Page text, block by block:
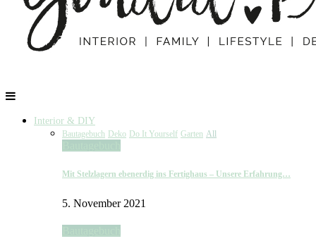
Interior & DIY
Bautagebuch Deko Do It Yourself Garten All
Mit Stelzlagern ebenerdig ins Fertighaus – Unsere Erfahrung…
5. November 2021